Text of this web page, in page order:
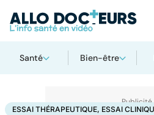
Santé Bien-être
AccueilSantéMaladiesMaladies
ESSAI THÉRAPEUTIQUE, ESSAI